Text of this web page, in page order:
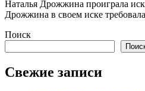
Наталья Дрожжина проиграла
Дрожжина в своем иске
Поиск
Свежие записи